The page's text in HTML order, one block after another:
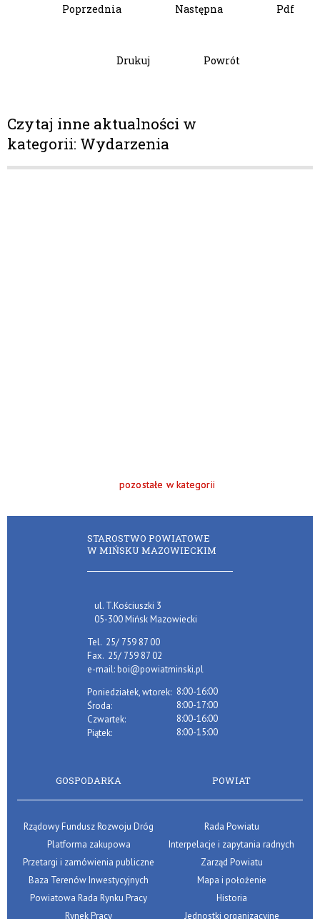
Poprzednia Następna Pdf
Drukuj Powrót
Czytaj inne aktualności w
kategorii: Wydarzenia
pozostałe w kategorii
STAROSTWO POWIATOWE
W MIŃSKU MAZOWIECKIM
ul. T.Kościuszki 3
05-300 Mińsk Mazowiecki
Tel. 25/ 759 87 00
Fax. 25/ 759 87 02
e-mail:boi@powiatminski.pl
Poniedziałek, wtorek: 8:00-16:00
Środa:
8:00-17:00
Czwartek:
8:00-16:00
Piątek:
8:00-15:00
GOSPODARKA
Rządowy Fundusz Rozwoju Dróg
Platforma zakupowa
Przetargi i zamówienia publiczne
Baza Terenów Inwestycyjnych
Powiatowa Rada Rynku Pracy
Rynek Pracy
POWIAT
Rada Powiatu
Interpelacje i zapytania radnych
Zarząd Powiatu
Mapa i położenie
Historia
Jednostki organizacyjne